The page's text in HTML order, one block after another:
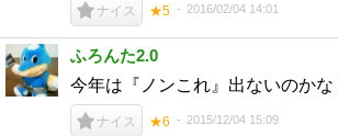
ナイス ★5 2016/02/04 14:01
ふろんた2.0
今年は『ノンこれ』出ないのかな
ナイス ★6 2015/12/04 15:09